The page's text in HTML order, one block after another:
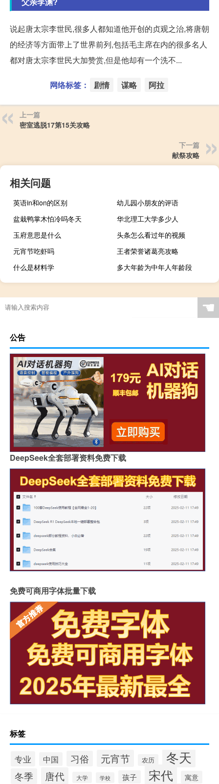
说起唐太宗李世民,很多人都知道他开创的贞观之治,将唐朝
的经济等方面带上了世界前列,包括毛主席在内的很多名人
都对唐太宗李世民大加赞赏,但是他却有一个洗不...
网络标签： 剧情 谋略 阿拉
上一篇
密室逃脱17第15关攻略
下一篇
献祭攻略
相关问题
英语in和on的区别
幼儿园小朋友的评语
盆栽鸭掌木怕冷吗冬天
华北理工大学多少人
玉府意思是什么
头条怎么看过年的视频
元宵节吃虾吗
王者荣誉诸葛亮攻略
什么是材料学
多大年龄为中年人年龄段
☚
公告
DeepSeek全套部署资料免费下载
免费可商用字体批量下载
标签
专业 中国 习俗 元宵节 农历 冬天
冬季 唐代 大学 学校 孩子 宋代 寓意